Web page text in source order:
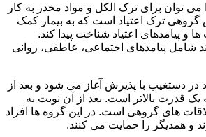
می توان برای ترک الکل و مواد مخدر به کار
ترک اعتیاد است که به بیمار کمک
و پیامدهای اعتیاد شناخت پیدا کند.
شامل پیامدهای اجتماعی، عاطفی، روانی
مواد در دستغیب با پذیرش آغاز می شود و بعد از
قدرت بالاتر است. بعد از آن نوبت به
های گروهی است. در این گروه ها افراد
و همدیگر را حمایت می کنند.